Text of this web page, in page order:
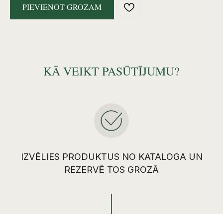
PIEVIENOT GROZAM
KĀ VEIKT PASŪTĪJUMU?
IZVĒLIES PRODUKTUS NO KATALOGA UN
REZERVĒ TOS GROZĀ